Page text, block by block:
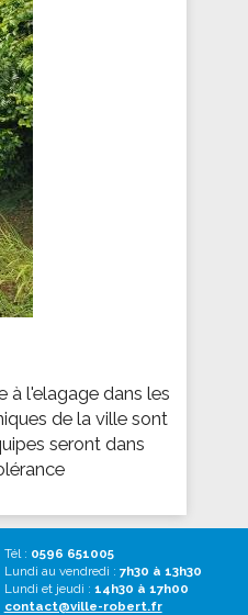
de
CULTUREL
Guide des activités sportives
à l'elagage dans les
de la ville sont
seront dans
Tél : 0596 651005
Lundi au vendredi : 7h30 à 13h30
Lundi et jeudi : 14h30 à 17h00
contact@ville-robert.fr